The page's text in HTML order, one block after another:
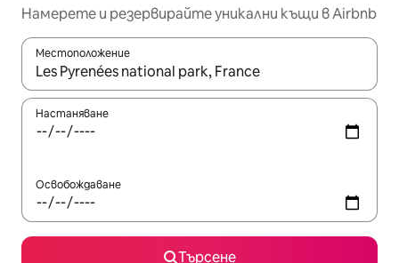
Намерете и резервирайте уникални къщи в Airbnb
Местоположение
Когато резултатите се покажат, използвайте
Настаняване
Освобождаване
Търсене